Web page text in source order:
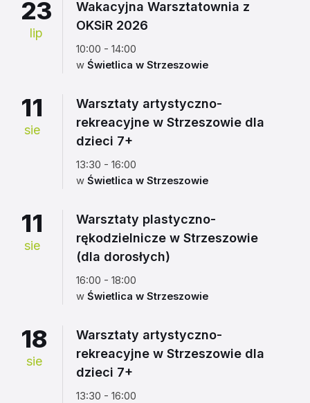
23
lip
Wakacyjna Warsztatownia z
OKSiR 2026
10:00 - 14:00
w Świetlica w Strzeszowie
11
sie
Warsztaty artystyczno-
rekreacyjne w Strzeszowie dla
dzieci 7+
13:30 - 16:00
w Świetlica w Strzeszowie
11
sie
Warsztaty plastyczno-
rękodzielnicze w Strzeszowie
(dla dorosłych)
16:00 - 18:00
w Świetlica w Strzeszowie
18
sie
Warsztaty artystyczno-
rekreacyjne w Strzeszowie dla
dzieci 7+
13:30 - 16:00